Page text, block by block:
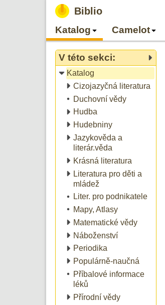
Biblio
Katalog Camelot
V této sekci:
Katalog
Cizojazyčná literatura
Duchovní vědy
Hudba
Hudebniny
Jazykověda a
literár.věda
Krásná literatura
Literatura pro děti a
mládež
Liter. pro podnikatele
Mapy, Atlasy
Matematické vědy
Náboženství
Periodika
Populárně-naučná
Příbalové informace
léků
Přírodní vědy